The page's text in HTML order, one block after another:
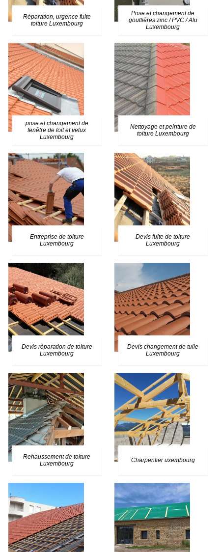
Réparation, urgence fuite
toiture Luxembourg
Pose et changement de
gouttières zinc / PVC / Alu
Luxembourg
pose et changement de
fenêtre de toit et velux
Luxembourg
Nettoyage et peinture de
toiture Luxembourg
Entreprise de toiture
Luxembourg
Devis fuite de toiture
Luxembourg
Devis réparation de toiture
Luxembourg
Devis changement de tuile
Luxembourg
Rehaussement de toiture
Luxembourg
Charpentier uxembourg